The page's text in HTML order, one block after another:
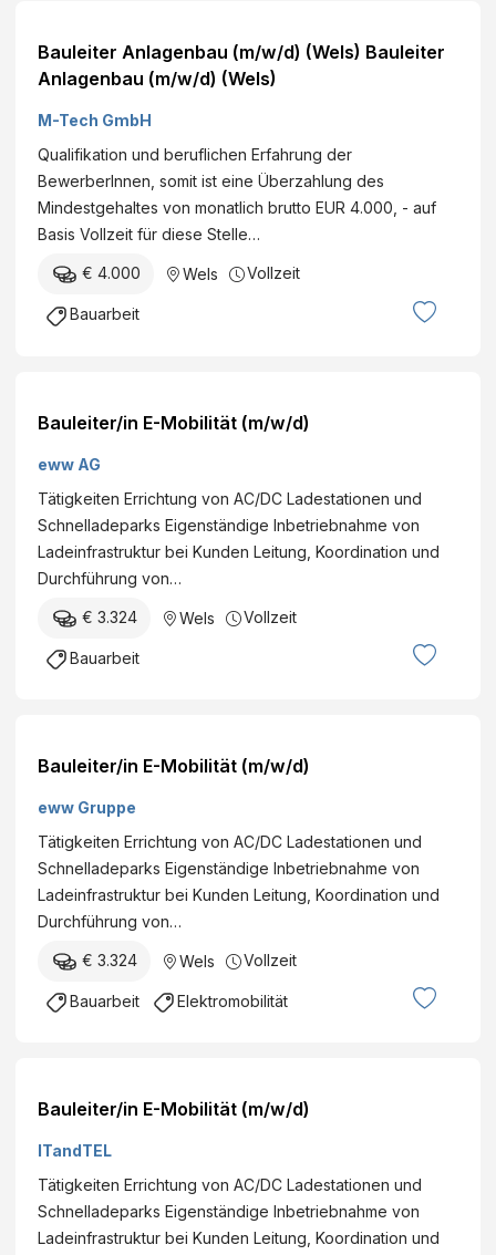
Bauleiter Anlagenbau (m/w/d) (Wels) Bauleiter
Anlagenbau (m/w/d) (Wels)
M-Tech GmbH
Qualifikation und beruflichen Erfahrung der
BewerberInnen, somit ist eine Überzahlung des
Mindestgehaltes von monatlich brutto EUR 4.000, - auf
Basis Vollzeit für diese Stelle…
€ 4.000 Wels Vollzeit
Bauarbeit
Bauleiter/in E-Mobilität (m/w/d)
eww AG
Tätigkeiten Errichtung von AC/DC Ladestationen und
Schnelladeparks Eigenständige Inbetriebnahme von
Ladeinfrastruktur bei Kunden Leitung, Koordination und
Durchführung von…
€ 3.324 Wels Vollzeit
Bauarbeit
Bauleiter/in E-Mobilität (m/w/d)
eww Gruppe
Tätigkeiten Errichtung von AC/DC Ladestationen und
Schnelladeparks Eigenständige Inbetriebnahme von
Ladeinfrastruktur bei Kunden Leitung, Koordination und
Durchführung von…
€ 3.324 Wels Vollzeit
Bauarbeit Elektromobilität
Bauleiter/in E-Mobilität (m/w/d)
ITandTEL
Tätigkeiten Errichtung von AC/DC Ladestationen und
Schnelladeparks Eigenständige Inbetriebnahme von
Ladeinfrastruktur bei Kunden Leitung, Koordination und